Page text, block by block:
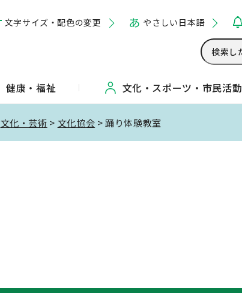
文字サイズ・配色の変更 やさしい日本語
健康・福祉 文化・ スポーツ・ 市民活動
文化・芸術 > 文化協会 > 踊り体験教室